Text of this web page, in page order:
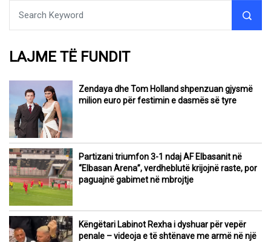
LAJME TË FUNDIT
Zendaya dhe Tom Holland shpenzuan gjysmë
milion euro për festimin e dasmës së tyre
Partizani triumfon 3-1 ndaj AF Elbasanit në
“Elbasan Arena”, verdheblutë krijojnë raste, por
paguajnë gabimet në mbrojtje
Këngëtari Labinot Rexha i dyshuar për vepër
penale – videoja e të shtënave me armë në një